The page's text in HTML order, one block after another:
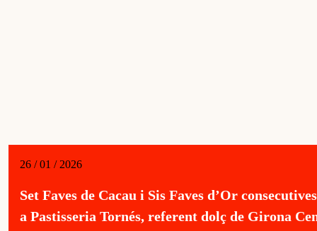
26 / 01 / 2026
Set Faves de Cacau i Sis Faves d’Or
a Pastisseria Tornés, referent dolç de Girona